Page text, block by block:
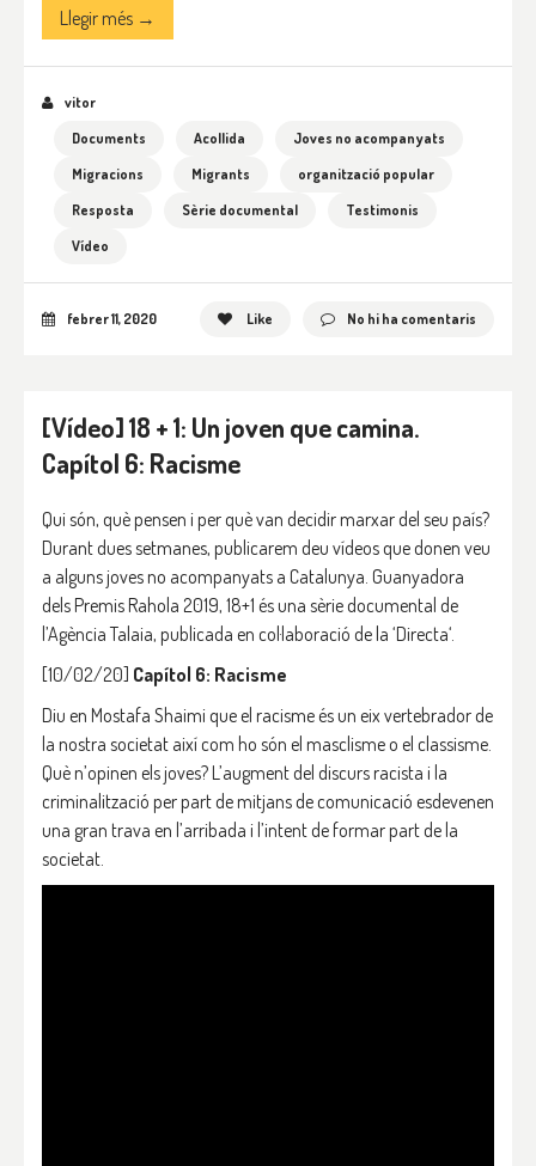
Llegir més →
vitor
Documents
Acollida
Joves no acompanyats
Migracions
Migrants
organització popular
Resposta
Sèrie documental
Testimonis
Vídeo
febrer 11, 2020 Like No hi ha comentaris
[Vídeo] 18 + 1: Un joven que camina.
Capítol 6: Racisme
Qui són, què pensen i per què van decidir marxar del seu país?
Durant dues setmanes, publicarem deu vídeos que donen veu
a alguns joves no acompanyats a Catalunya. Guanyadora
dels Premis Rahola 2019, 18+1 és una sèrie documental de
l’Agència Talaia, publicada en col·laboració de la ‘Directa‘.
[10/02/20] Capítol 6: Racisme
Diu en Mostafa Shaimi que el racisme és un eix vertebrador de
la nostra societat així com ho són el masclisme o el classisme.
Què n’opinen els joves? L’augment del discurs racista i la
criminalització per part de mitjans de comunicació esdevenen
una gran trava en l’arribada i l’intent de formar part de la
societat.